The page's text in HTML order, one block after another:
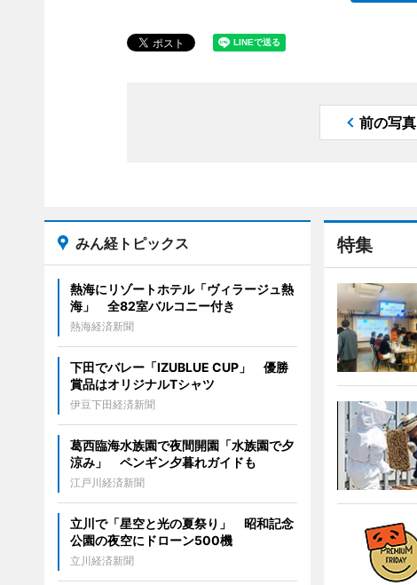
前の写真
特集
みん経トピックス
熱海にリゾートホテル「ヴィラージュ熱
海」 全82室バルコニー付き
熱海経済新聞
下田でバレー「IZUBLUE CUP」 優勝
賞品はオリジナルTシャツ
伊豆下田経済新聞
葛西臨海水族園で夜間開園「水族園で夕
涼み」 ペンギン夕暮れガイドも
江戸川経済新聞
立川で「星空と光の夏祭り」 昭和記念
公園の夜空にドローン500機
立川経済新聞